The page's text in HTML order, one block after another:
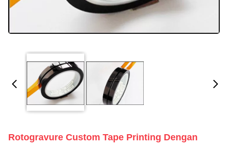
Rotogravure Custom Tape Printing Dengan